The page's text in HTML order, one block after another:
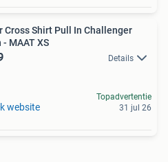
Cross Shirt Pull In Challenger
- MAAT XS
Details
website
Topadvertentie
31 jul 26